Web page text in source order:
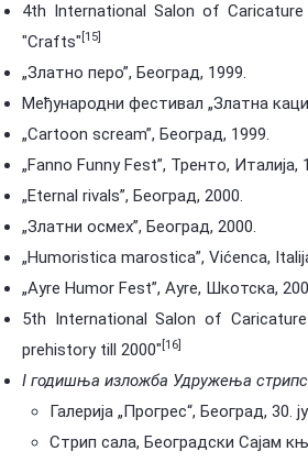
4th International Salon of
"Crafts" [15]
„Златно перо”, Београд, 1999.
Међународни фестивал „Златна
„Cartoon scream”, Београд, 1999.
„Fanno Funny Fest”, Тренто, Италија,
„Eternal rivals”, Београд, 2000.
„Златни осмех”, Београд, 2000.
„Humoristica marostica”, Vićenca,
„Ayre Humor Fest”, Ayre, Шкотска,
5th International Salon of
prehistory till 2000" [16]
I годишња изложба Удружења
Галерија „Прогрес“, Београд, 30.
Стрип сала, Београдски Сајам